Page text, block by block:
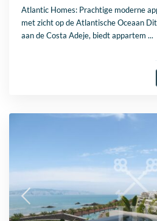
Atlantic Homes: Prachtige moderne
met zicht op de Atlantische Oceaan
aan de Costa Adeje, biedt appartem...